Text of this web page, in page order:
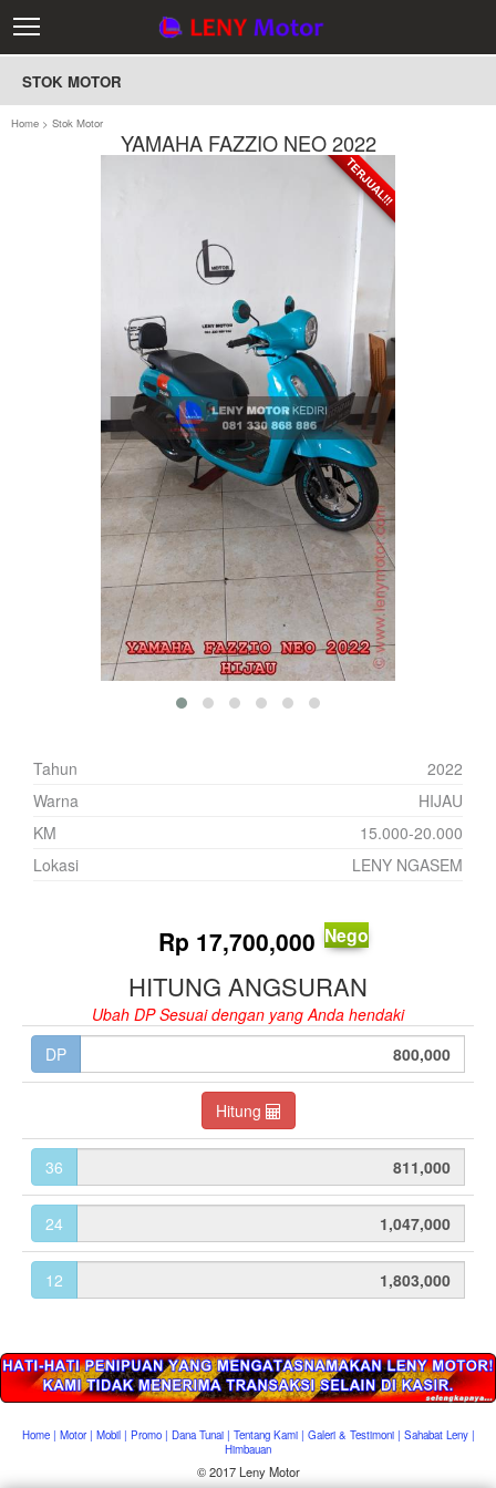
STOK MOTOR
Home > Stok Motor
YAMAHA FAZZIO NEO 2022
TERJUAL!!!
Tahun
2022
Warna
HIJAU
KM
15.000-20.000
Lokasi
LENY NGASEM
Rp 17,700,000 Nego
HITUNG ANGSURAN
Ubah DP Sesuai dengan yang Anda hendaki
DP
Hitung
36
24
12
Home| Motor| Mobil| Promo| Dana Tunai| Tentang Kami| Galeri & Testimoni| Sahabat Leny|
Himbauan
© 2017 Leny Motor